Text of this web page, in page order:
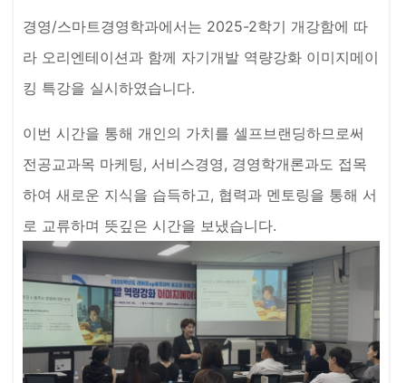
본문
경영/스마트경영학과에서는 2025-2학기 개강함에 따
라 오리엔테이션과 함께 자기개발 역량강화 이미지메이
킹 특강을 실시하였습니다.
이번 시간을 통해 개인의 가치를 셀프브랜딩하므로써
전공교과목 마케팅, 서비스경영, 경영학개론과도 접목
하여 새로운 지식을 습득하고, 협력과 멘토링을 통해 서
로 교류하며 뜻깊은 시간을 보냈습니다.